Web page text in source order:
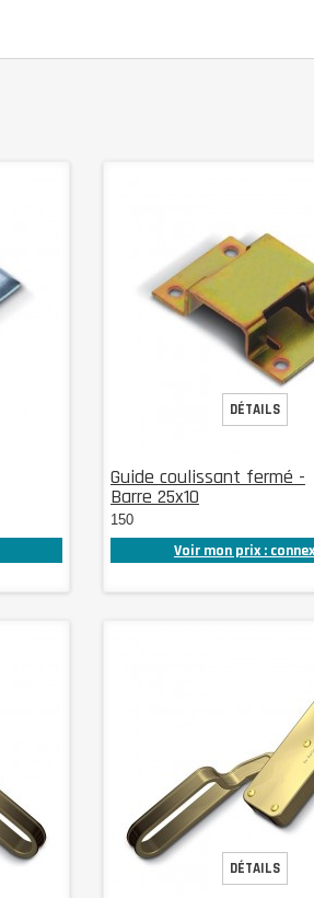
Guide coulissant fermé -
Barre 25x10
150
Voir mon prix :
DÉTAILS
DÉTAILS